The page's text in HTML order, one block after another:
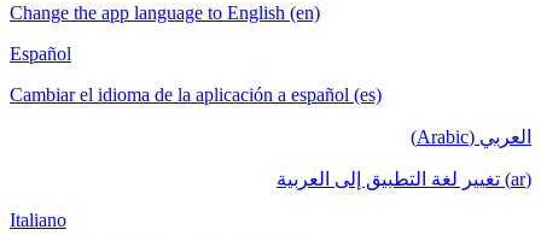
Change the app language to English (en)
Español
Cambiar el idioma de la aplicación a español (es)
العربي (Arabic)
(ar) تغيير لغة التطبيق إلى العربية
Italiano